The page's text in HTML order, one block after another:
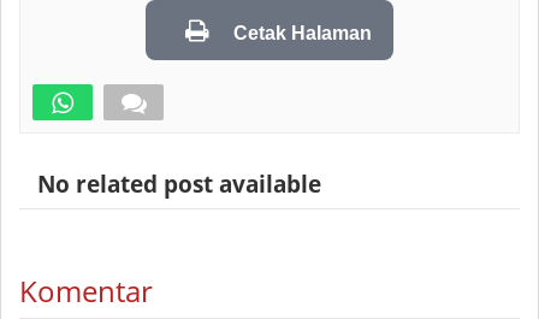
Cetak Halaman
No related post available
Komentar